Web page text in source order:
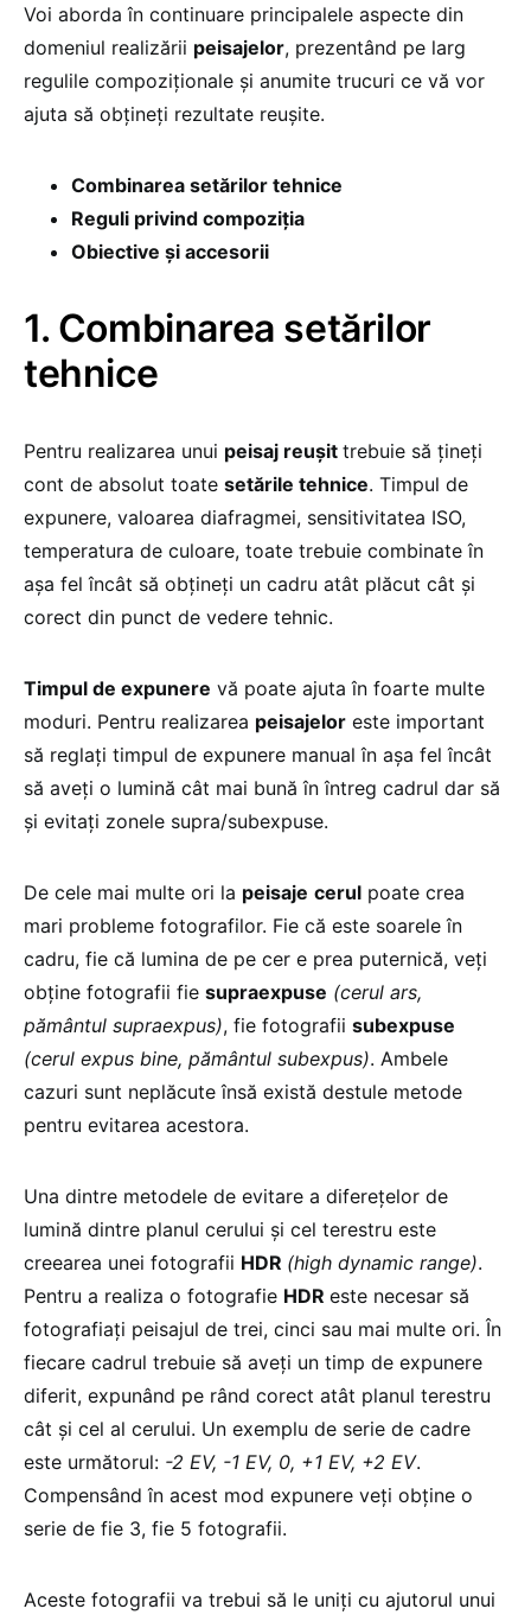
Voi aborda în continuare principalele aspecte din
domeniul realizării peisajelor, prezentând pe larg
regulile compoziţionale şi anumite trucuri ce vă vor
ajuta să obţineţi rezultate reuşite.
Combinarea setărilor tehnice
Reguli privind compoziţia
Obiective şi accesorii
1. Combinarea setărilor
tehnice
Pentru realizarea unui peisaj reuşit trebuie să ţineţi
cont de absolut toate setările tehnice. Timpul de
expunere, valoarea diafragmei, sensitivitatea ISO,
temperatura de culoare, toate trebuie combinate în
aşa fel încât să obţineţi un cadru atât plăcut cât şi
corect din punct de vedere tehnic.
Timpul de expunere vă poate ajuta în foarte multe
moduri. Pentru realizarea peisajelor este important
să reglaţi timpul de expunere manual în aşa fel încât
să aveţi o lumină cât mai bună în întreg cadrul dar să
şi evitaţi zonele supra/subexpuse.
De cele mai multe ori la peisaje cerul poate crea
mari probleme fotografilor. Fie că este soarele în
cadru, fie că lumina de pe cer e prea puternică, veţi
obţine fotografii fie supraexpuse (cerul ars,
pământul supraexpus), fie fotografii subexpuse
(cerul expus bine, pământul subexpus). Ambele
cazuri sunt neplăcute însă există destule metode
pentru evitarea acestora.
Una dintre metodele de evitare a difereţelor de
lumină dintre planul cerului şi cel terestru este
creearea unei fotografii HDR (high dynamic range).
Pentru a realiza o fotografie HDR este necesar să
fotografiaţi peisajul de trei, cinci sau mai multe ori. În
fiecare cadrul trebuie să aveţi un timp de expunere
diferit, expunând pe rând corect atât planul terestru
cât şi cel al cerului. Un exemplu de serie de cadre
este următorul: -2 EV, -1 EV, 0, +1 EV, +2 EV.
Compensând în acest mod expunere veţi obţine o
serie de fie 3, fie 5 fotografii.
Aceste fotografii va trebui să le uniţi cu ajutorul unui